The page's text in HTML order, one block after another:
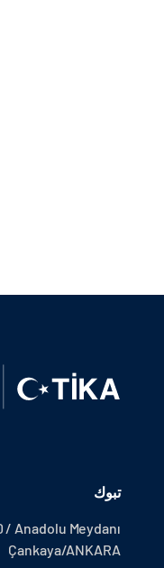
تبوك
/ Anadolu Meydanı
Çankaya/ANKARA